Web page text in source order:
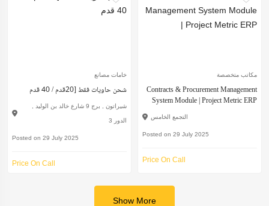
خامات مصانع
شحن حاويات فقط [20قدم / 40 قدم
شيراتون , برج 9 شارع خالد بن الوليد ,
الدور 3
Posted on 29 July 2025
Price On Call
مكاتب متخصصة
Contracts & Procurement Management
System Module | Project Metric ERP
التجمع الخامس
Posted on 29 July 2025
Price On Call
Show More